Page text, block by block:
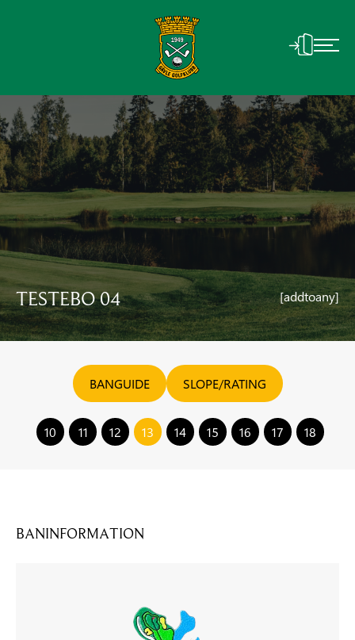
TESTEBO 04 [addtoany]
BANGUIDE SLOPE/RATING
10 11 12 13 14 15 16 17 18
BANINFORMATION